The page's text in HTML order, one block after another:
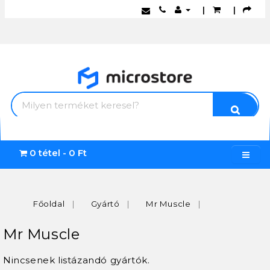
| |
0 tétel - 0 Ft
Főoldal Gyártó Mr Muscle
Mr Muscle
Nincsenek listázandó gyártók.